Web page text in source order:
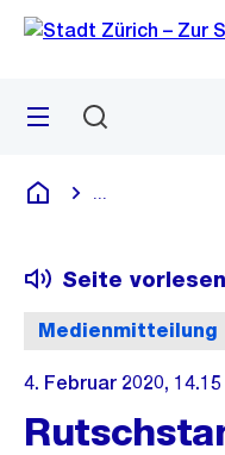
Navigation
Sprunglink
Menü
Deutsch
Medienmitteilung
Seite vorlesen
4. Februar 2020, 14.15